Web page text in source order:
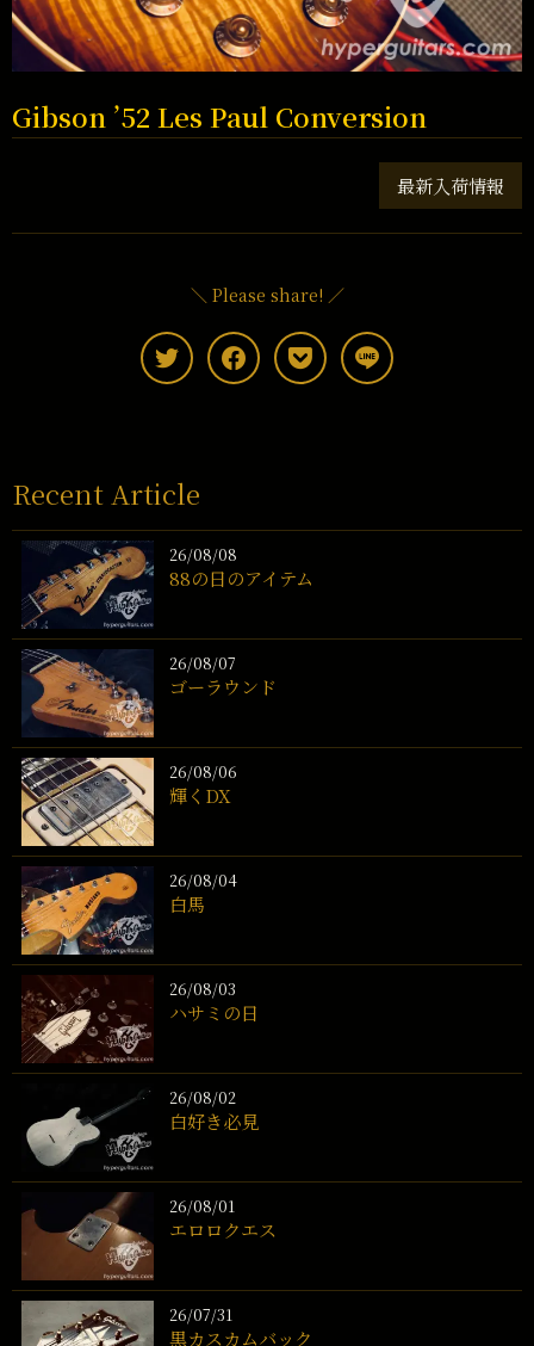
Gibson ’52 Les Paul Conversion
最新入荷情報
＼ Please share! ／
Recent Article
26/08/08
88の日のアイテム
26/08/07
ゴーラウンド
26/08/06
輝くDX
26/08/04
白馬
26/08/03
ハサミの日
26/08/02
白好き必見
26/08/01
エロロクエス
26/07/31
黒カスカムバック